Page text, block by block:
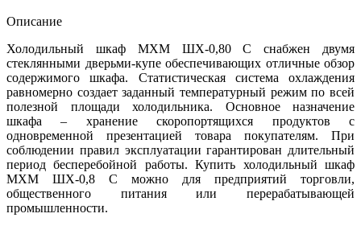
Описание
Холодильный шкаф МХМ ШХ-0,80 С снабжен двумя
стеклянными дверьми-купе обеспечивающих отличные обзор
содержимого шкафа. Статистическая система охлаждения
равномерно создает заданный температурный режим по всей
полезной площади холодильника. Основное назначение
шкафа – хранение скоропортящихся продуктов с
одновременной презентацией товара покупателям. При
соблюдении правил эксплуатации гарантирован длительный
период бесперебойной работы. Купить холодильный шкаф
МХМ ШХ-0,8 С можно для предприятий торговли,
общественного питания или перерабатывающей
промышленности.